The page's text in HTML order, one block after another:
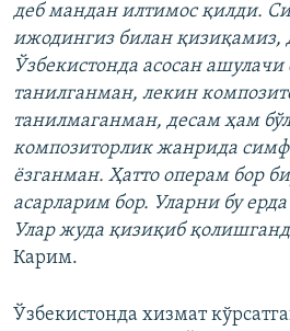
деб мандан илтимос қилди.
ижодингиз билан қизиқамиз,
Ўзбекистонда асосан ашулачи
танилганман, лекин
танилмаганман, десам ҳам
композиторлик жанрида
ёзганман. Ҳатто операм бор
асарларим бор. Уларни бу
Улар жуда қизиқиб
Карим.
Ўзбекистонда хизмат